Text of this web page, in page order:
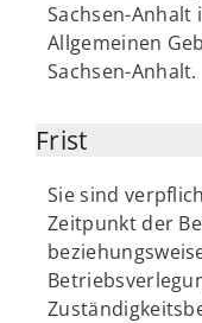
Sachsen-
Allgemeinen
Sachsen-Anhalt.
Frist
Sie sind
Zeitpunkt der